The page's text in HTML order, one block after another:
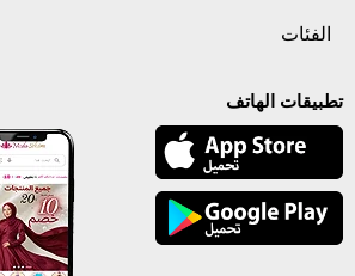
الفئات
تطبيقات الهاتف